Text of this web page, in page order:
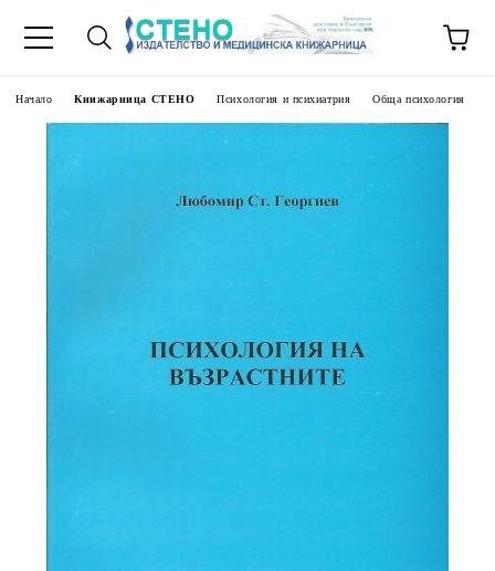
Начало Книжарница СТЕНО Психология и психиатрия Обща психология